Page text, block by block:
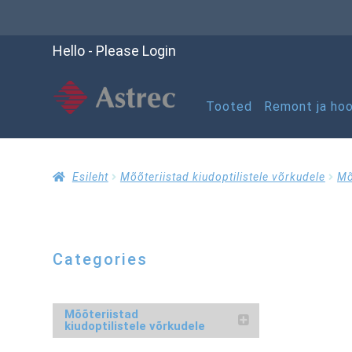
Hello - Please Login
Tooted Remont ja
Esileht Mõõteriistad kiudoptilistele võrkudele
Categories
Mõõteriistad
kiudoptilistele võrkudele